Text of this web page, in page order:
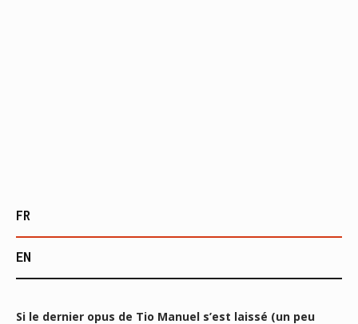
FR
EN
Si le dernier opus de Tio Manuel s’est laissé (un peu